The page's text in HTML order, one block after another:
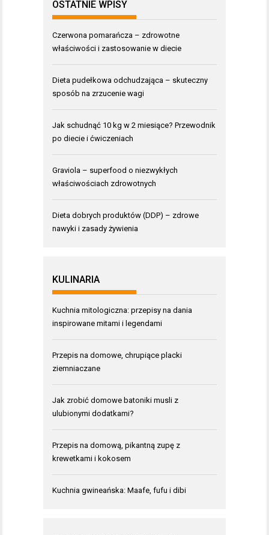
OSTATNIE WPISY
Czerwona pomarańcza – zdrowotne
właściwości i zastosowanie w diecie
Dieta pudełkowa odchudzająca – skuteczny
sposób na zrzucenie wagi
Jak schudnąć 10 kg w 2 miesiące? Przewodnik
po diecie i ćwiczeniach
Graviola – superfood o niezwykłych
właściwościach zdrowotnych
Dieta dobrych produktów (DDP) – zdrowe
nawyki i zasady żywienia
KULINARIA
Kuchnia mitologiczna: przepisy na dania
inspirowane mitami i legendami
Przepis na domowe, chrupiące placki
ziemniaczane
Jak zrobić domowe batoniki musli z
ulubionymi dodatkami?
Przepis na domową, pikantną zupę z
krewetkami i kokosem
Kuchnia gwineańska: Maafe, fufu i dibi